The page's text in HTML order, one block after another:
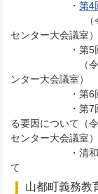
・第
（令和5年3
センター大会議室）
・第5回
（令和5年6
ンター大会議室）
・第6回
・第7回 これ
る要因について（
センター大会議室）
・清和義務教
て （令和6
山都町義務教